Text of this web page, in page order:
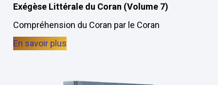
Exégèse Littérale du Coran (Volume 7)
Compréhension du Coran par le Coran
En savoir plus